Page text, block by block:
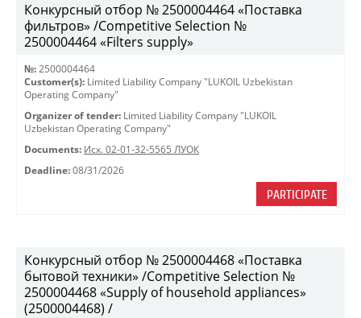
Конкурсный отбор № 2500004464 «Поставка
фильтров» /Competitive Selection №
2500004464 «Filters supply»
№: 2500004464
Customer(s): Limited Liability Company "LUKOIL Uzbekistan
Operating Company"
Organizer of tender: Limited Liability Company "LUKOIL
Uzbekistan Operating Company"
Documents: Исх. 02-01-32-5565 ЛУОК
Deadline: 08/31/2026
PARTICIPATE
Конкурсный отбор № 2500004468 «Поставка
бытовой техники» /Competitive Selection №
2500004468 «Supply of household appliances»
(2500004468) /